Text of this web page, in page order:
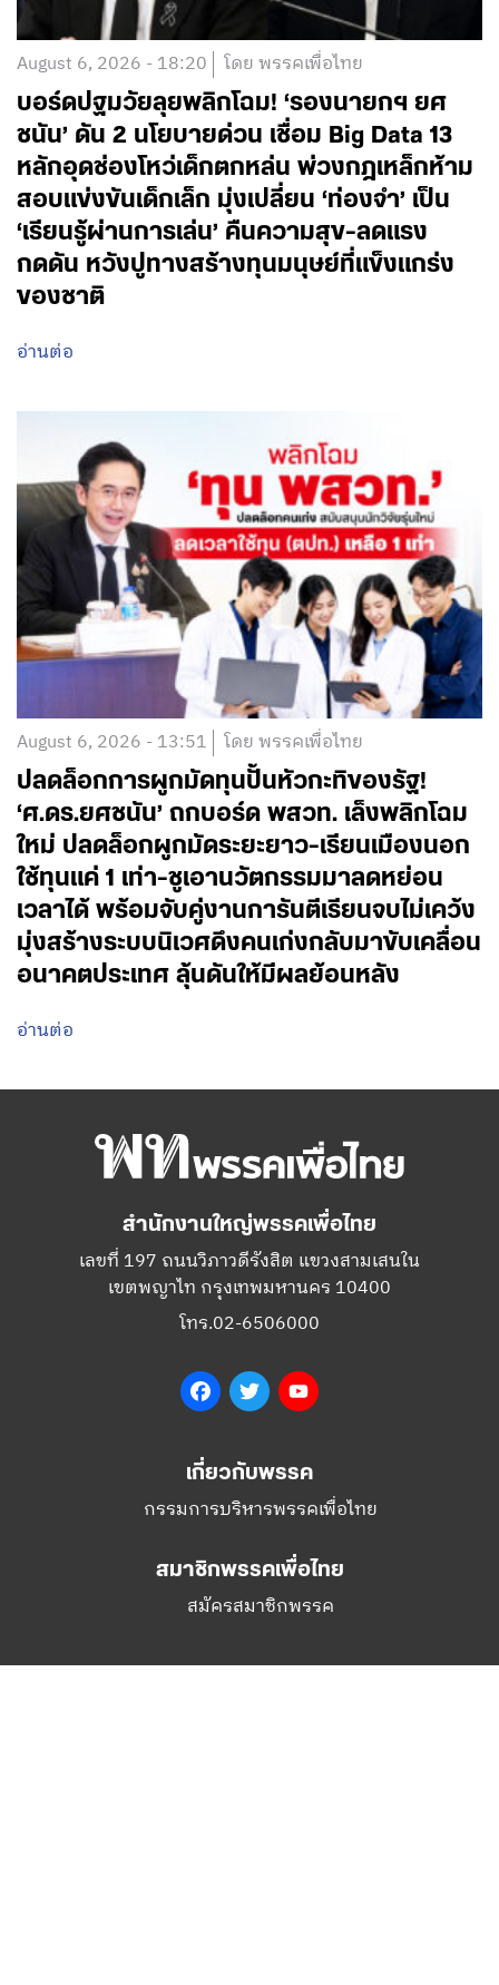
August 6, 2026 - 18:20 โดย พรรคเพื่อไทย
บอร์ดปฐมวัยลุยพลิกโฉม! ‘รองนายกฯ ยศ
ชนัน’ ดัน 2 นโยบายด่วน เชื่อม Big Data 13
หลักอุดช่องโหว่เด็กตกหล่น พ่วงกฎเหล็กห้าม
สอบแข่งขันเด็กเล็ก มุ่งเปลี่ยน ‘ท่องจำ’ เป็น
‘เรียนรู้ผ่านการเล่น’ คืนความสุข-ลดแรง
กดดัน หวังปูทางสร้างทุนมนุษย์ที่แข็งแกร่ง
ของชาติ
อ่านต่อ
August 6, 2026 - 13:51 โดย พรรคเพื่อไทย
ปลดล็อกการผูกมัดทุนปั้นหัวกะทิของรัฐ!
‘ศ.ดร.ยศชนัน’ ถกบอร์ด พสวท. เล็งพลิกโฉม
ใหม่ ปลดล็อกผูกมัดระยะยาว-เรียนเมืองนอก
ใช้ทุนแค่ 1 เท่า-ชูเอานวัตกรรมมาลดหย่อน
เวลาได้ พร้อมจับคู่งานการันตีเรียนจบไม่เคว้ง
มุ่งสร้างระบบนิเวศดึงคนเก่งกลับมาขับเคลื่อน
อนาคตประเทศ ลุ้นดันให้มีผลย้อนหลัง
อ่านต่อ
สำนักงานใหญ่พรรคเพื่อไทย
เลขที่ 197 ถนนวิภาวดีรังสิต แขวงสามเสนใน
เขตพญาไท กรุงเทพมหานคร 10400
โทร.02-6506000
FacebookTwitter
เกี่ยวกับพรรค
กรรมการบริหารพรรคเพื่อไทย
สมาชิกพรรคเพื่อไทย
สมัครสมาชิกพรรค